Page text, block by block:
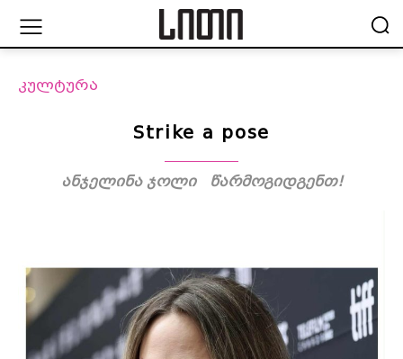
კულტურა
Strike a pose
ანჯელინა ჯოლი წარმოგიდგენთ!